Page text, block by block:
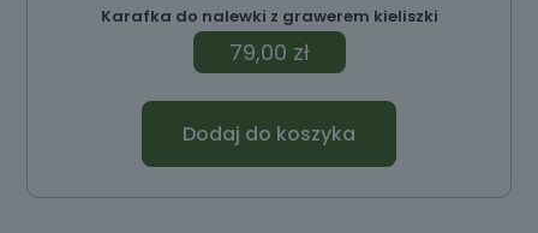
Karafka do nalewki z grawerem kieliszki
79,00 zł
Dodaj do koszyka